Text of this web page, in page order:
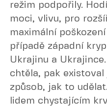
režim podpořily.
moci, vlivu, pro
maximální
případě západní
Ukrajinu a
chtěla, pak
způsob, jak to
lidem chystajícím